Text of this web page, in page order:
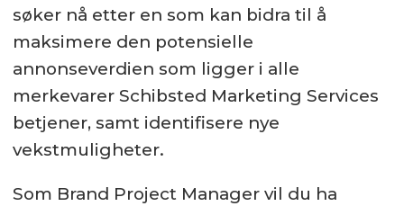
søker nå etter en som kan bidra til å
maksimere den potensielle
annonseverdien som ligger i alle
merkevarer Schibsted Marketing Services
betjener, samt identifisere nye
vekstmuligheter.
Som Brand Project Manager vil du ha